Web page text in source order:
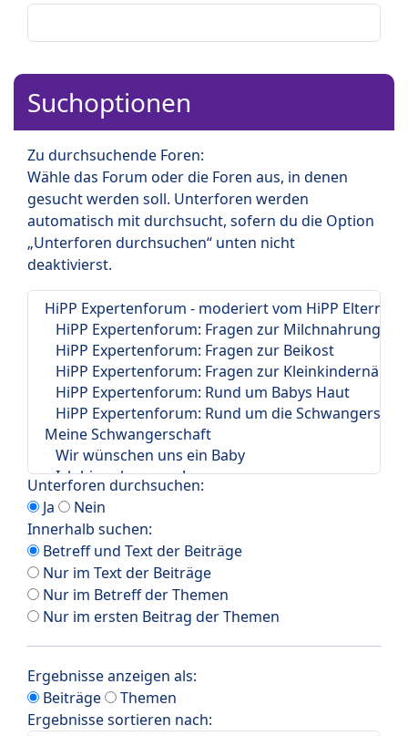
Suchoptionen
Zu durchsuchende Foren:
Wähle das Forum oder die Foren aus, in denen
gesucht werden soll. Unterforen werden
automatisch mit durchsucht, sofern du die Option
„Unterforen durchsuchen“ unten nicht
deaktivierst.
Unterforen durchsuchen:
Ja
Nein
Innerhalb suchen:
Betreff und Text der Beiträge
Nur im Text der Beiträge
Nur im Betreff der Themen
Nur im ersten Beitrag der Themen
Ergebnisse anzeigen als:
Beiträge
Themen
Ergebnisse sortieren nach: